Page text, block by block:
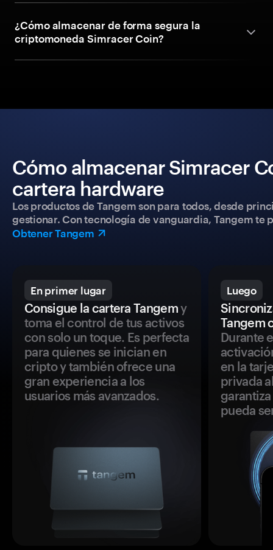
¿Cómo almacenar de forma segura la
criptomoneda Simracer Coin?
Cómo almacenar Simracer
cartera hardware
Los productos de Tangem son para todos, desde
gestionar. Con tecnología de vanguardia, Tangem
Obtener Tangem
En primer lugar
Consigue la cartera Tangemy
toma el control de tus activos
con solo un toque. Es perfecta
para quienes se inician en
cripto y también ofrece una
gran experiencia a los
usuarios más avanzados.
Luego
Tangem
Durante
en la
privada
pueda